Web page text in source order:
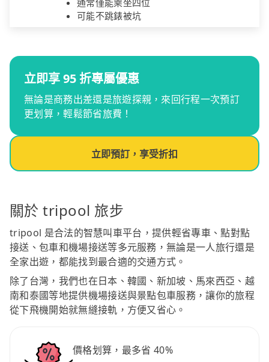
通常僅能乘坐四位
可能不跳錶被坑
立即享 95 折專屬優惠
無論是商務出差還是旅遊探親，來回行程一次預訂
更划算，輕鬆節省旅費！
立即預訂，享受折扣
關於 tripool 旅步
tripool 是合法的智慧叫車平台，提供輕省專車、點對點
接送、包車和機場接送等多元服務，無論是一人旅行還是
全家出遊，都能找到最合適的交通方式。
除了台灣，我們也在日本、韓國、新加坡、馬來西亞、越
南和泰國等地提供機場接送與景點包車服務，讓你的旅程
從下飛機開始就無縫接軌，方便又省心。
價格划算，最多省 40%